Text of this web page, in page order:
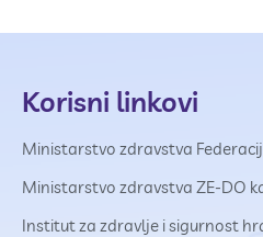
Korisni linkovi
Ministarstvo zdravstva
Ministarstvo zdravstva ZE-DO
Institut za zdravlje i sigurnost